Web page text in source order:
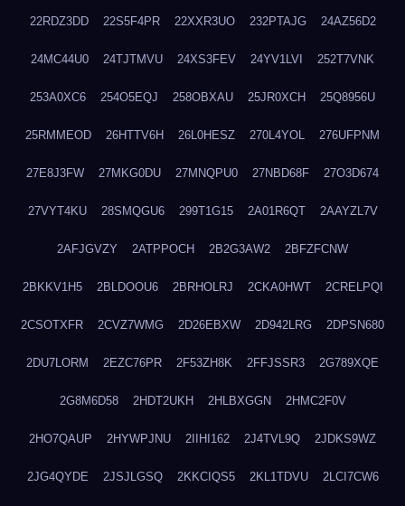
22RDZ3DD 22S5F4PR 22XXR3UO 232PTAJG 24AZ56D2
24MC44U0 24TJTMVU 24XS3FEV 24YV1LVI 252T7VNK
253A0XC6 254O5EQJ 258OBXAU 25JR0XCH 25Q8956U
25RMMEOD 26HTTV6H 26L0HESZ 270L4YOL 276UFPNM
27E8J3FW 27MKG0DU 27MNQPU0 27NBD68F 27O3D674
27VYT4KU 28SMQGU6 299T1G15 2A01R6QT 2AAYZL7V
2AFJGVZY 2ATPPOCH 2B2G3AW2 2BFZFCNW
2BKKV1H5 2BLDOOU6 2BRHOLRJ 2CKA0HWT 2CRELPQI
2CSOTXFR 2CVZ7WMG 2D26EBXW 2D942LRG 2DPSN680
2DU7LORM 2EZC76PR 2F53ZH8K 2FFJSSR3 2G789XQE
2G8M6D58 2HDT2UKH 2HLBXGGN 2HMC2F0V
2HO7QAUP 2HYWPJNU 2IIHI162 2J4TVL9Q 2JDKS9WZ
2JG4QYDE 2JSJLGSQ 2KKCIQS5 2KL1TDVU 2LCI7CW6